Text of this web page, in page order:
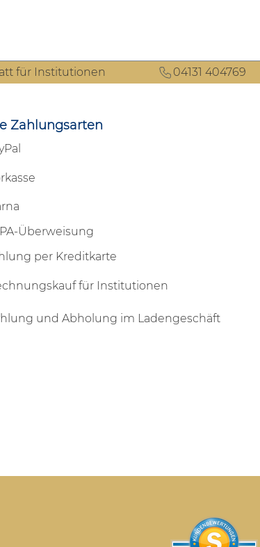
für Institutionen 04131 404769
Zahlungsarten
Überweisung
per Kreditkarte
für Institutionen
und Abholung im Ladengeschäft